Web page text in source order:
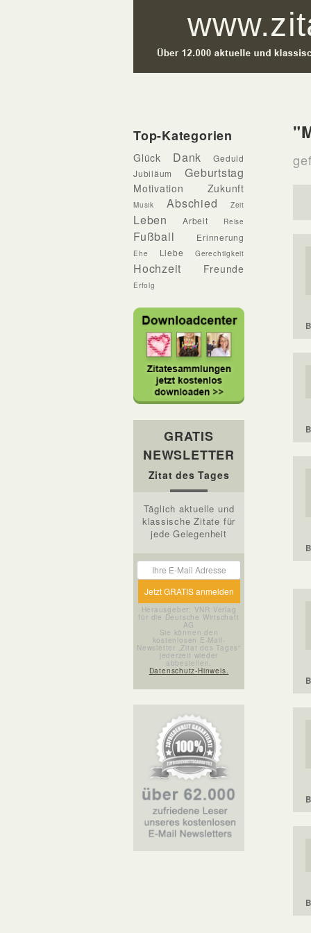
Top-Kategorien
Glück Dank
Geduld
Jubiläum
Geburtstag
Motivation Zukunft
Musik Abschied Zeit
Leben Arbeit Reise
Fußball Erinnerung
Ehe Liebe Gerechtigkeit
Hochzeit Freunde
Erfolg
GRATIS
NEWSLETTER
Zitat des Tages
Täglich aktuelle und
klassische Zitate für
jede Gelegenheit
Herausgeber: VNR Verlag
für die Deutsche Wirtschaft
AG
Sie können den
kostenlosen E-Mail-
Newsletter „Zitat des Tages“
jederzeit wieder
abbestellen.
Datenschutz-Hinweis.